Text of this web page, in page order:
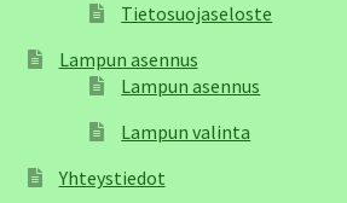
Tietosuojaseloste
Lampun asennus
Lampun asennus
Lampun valinta
Yhteystiedot